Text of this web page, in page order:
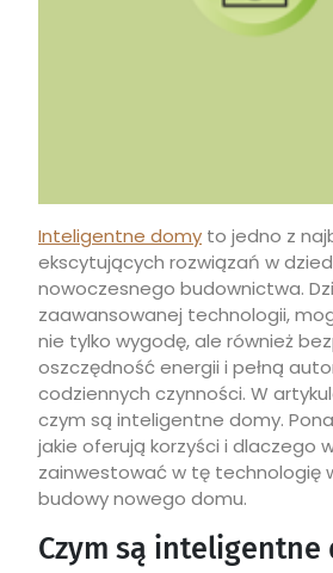
Inteligentne domy to jedno z
ekscytujących rozwiązań w
nowoczesnego budownictwa.
zaawansowanej technologii,
nie tylko wygodę, ale również
oszczędność energii i pełną
codziennych czynności. W
czym są inteligentne domy.
jakie oferują korzyści i dlaczego
zainwestować w tę technologię
budowy nowego domu.
Czym są inteligentne